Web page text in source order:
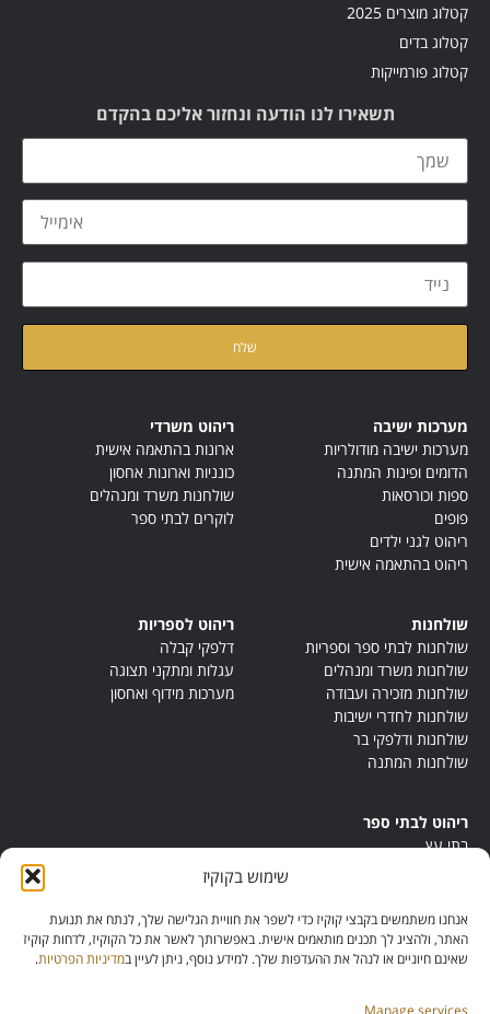
שימוש בקוקיז
אנחנו משתמשים בקבצי קוקיז כדי לשפר את חוויית הגלישה שלך, לנתח את תנועת
האתר, ולהציג לך תכנים מותאמים אישית. באפשרותך לאשר את כל הקוקיז, לדחות קוקיז
שאינם חיוניים או לנהל את ההעדפות שלך. למידע נוסף, ניתן לעיין במדיניות הפרטיות.
Manage services
קטלוג מוצרים 2025
קטלוג בדים
קטלוג פורמייקות
תשאירו לנו הודעה ונחזור אליכם בהקדם
מערכות ישיבה
מערכות ישיבה מודולריות
הדומים ופינות המתנה
ספות וכורסאות
פופים
ריהוט לגני ילדים
ריהוט בהתאמה אישית
ריהוט משרדי
ארונות בהתאמה אישית
כונניות וארונות אחסון
שולחנות משרד ומנהלים
לוקרים לבתי ספר
שולחנות
שולחנות לבתי ספר וספריות
שולחנות משרד ומנהלים
שולחנות מזכירה ועבודה
שולחנות לחדרי ישיבות
שולחנות ודלפקי בר
שולחנות המתנה
ריהוט לספריות
דלפקי קבלה
עגלות ומתקני תצוגה
מערכות מידוף ואחסון
ריהוט לבתי ספר
בתי עץ
ריהוט מונטסורי
ריהוט אנתרופוסופי